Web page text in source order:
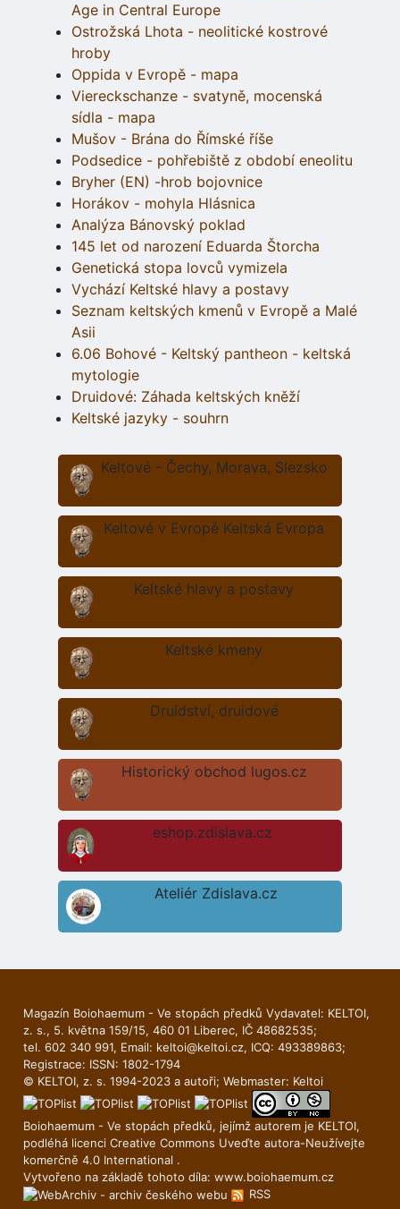
Age in Central Europe
Ostrožská Lhota - neolitické kostrové
hroby
Oppida v Evropě - mapa
Viereckschanze - svatyně, mocenská
sídla - mapa
Mušov - Brána do Římské říše
Podsedice - pohřebiště z období eneolitu
Bryher (EN) -hrob bojovnice
Horákov - mohyla Hlásnica
Analýza Bánovský poklad
145 let od narození Eduarda Štorcha
Genetická stopa lovců vymizela
Vychází Keltské hlavy a postavy
Seznam keltských kmenů v Evropě a Malé
Asii
6.06 Bohové - Keltský pantheon - keltská
mytologie
Druidové: Záhada keltských kněží
Keltské jazyky - souhrn
Keltové - Čechy, Morava, Slezsko
Keltové v Evropě Keltská Evropa
Keltské hlavy a postavy
Keltské kmeny
Druidství, druidové
Historický obchod lugos.cz
eshop.zdislava.cz
Ateliér Zdislava.cz
Magazín Boiohaemum - Ve stopách předků Vydavatel: KELTOI,
z. s., 5. května 159/15, 460 01 Liberec, IČ 48682535;
tel. 602 340 991, Email: keltoi@keltoi.cz, ICQ: 493389863;
Registrace: ISSN: 1802-1794
© KELTOI, z. s. 1994-2023 a autoři; Webmaster: Keltoi
Boiohaemum - Ve stopách předků, jejímž autorem je KELTOI,
podléhá licenci Creative Commons Uveďte autora-Neuží­vejte
komerčně 4.0 International .
Vytvořeno na základě tohoto díla: www.boiohaemum.cz
RSS